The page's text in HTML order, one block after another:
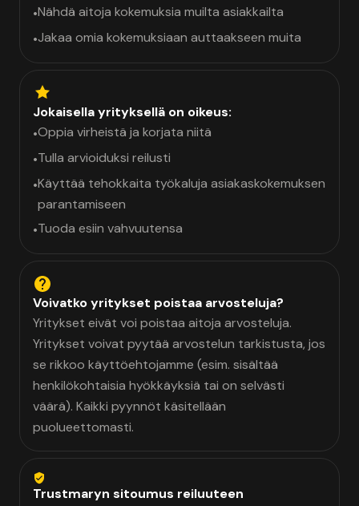
•Nähdä aitoja kokemuksia muilta asiakkailta
•Jakaa omia kokemuksiaan auttaakseen muita
Jokaisella yrityksellä on oikeus:
•Oppia virheistä ja korjata niitä
•Tulla arvioiduksi reilusti
•Käyttää tehokkaita työkaluja asiakaskokemuksen
parantamiseen
•Tuoda esiin vahvuutensa
Voivatko yritykset poistaa arvosteluja?
Yritykset eivät voi poistaa aitoja arvosteluja.
Yritykset voivat pyytää arvostelun tarkistusta, jos
se rikkoo käyttöehtojamme (esim. sisältää
henkilökohtaisia hyökkäyksiä tai on selvästi
väärä). Kaikki pyynnöt käsitellään
puolueettomasti.
Trustmaryn sitoumus reiluuteen